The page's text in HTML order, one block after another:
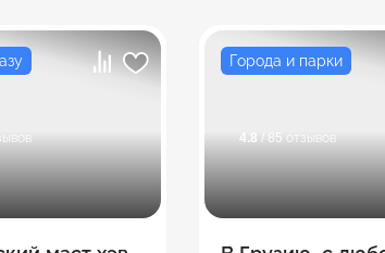
Города и парки
4.8 / 85 отзывов